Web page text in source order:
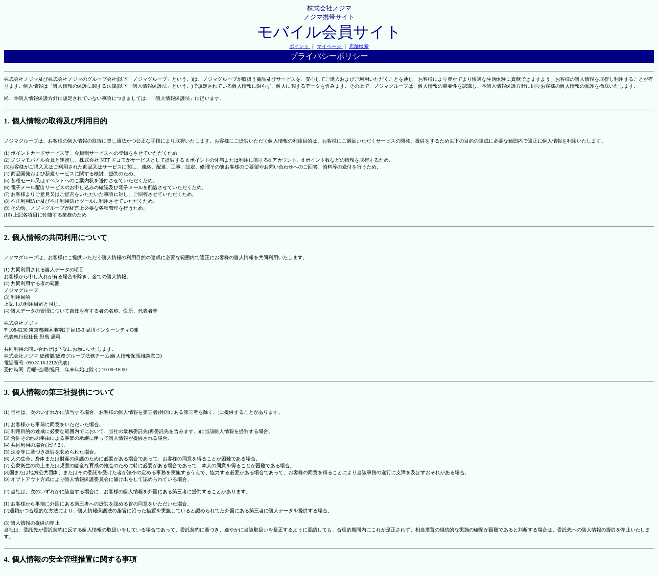
株式会社ノジマ
ノジマ携帯サイト
モバイル会員サイト
ポイント ｜ マイページ ｜ 店舗検索
プライバシーポリシー
株式会社ノジマ及び株式会社ノジマのグループ会社(以下「ノジマグループ」という。)は、ノジマグループが取扱う商品及びサービスを、安心してご購入およびご利用いただくことを通じ、お客様により豊かでより快適な生活体験に貢献できますよう、お客様の個人情報を取得し利用することが有
ります。個人情報は「個人情報の保護に関する法律(以下「個人情報保護法」という。)で規定されている個人情報に限らず、個人に関するデータを含みます。その上で、ノジマグループは、個人情報の重要性を認識し、本個人情報保護方針に則りお客様の個人情報の保護を徹底いたします。
尚、本個人情報保護方針に規定されていない事項につきましては、「個人情報保護法」に従います。
1. 個人情報の取得及び利用目的
ノジマグループは、お客様の個人情報の取得に際し適法かつ公正な手段により取得いたします。お客様にご提供いただく個人情報の利用目的は、お客様にご満足いただくサービスの開発、提供をするため以下の目的の達成に必要な範囲内で適正に個人情報を利用いたします。
(1) ポイントカードサービス等、会員制サービスへの登録をさせていただくため
(2) ノジマモバイル会員と連携し、株式会社 NTT ドコモがサービスとして提供する d ポイントの付与または利用に関するd アカウント、d ポイント数などの情報を取得するため。
(3)お客様がご購入又はご利用された商品又はサービスに関し、連絡、配達、工事、設定、修理その他お客様のご要望やお問い合わせへのご回答、資料等の送付を行うため。
(4) 商品開発および新規サービスに関する検討、提供のため。
(5) 各種セール又はイベントへのご案内状を送付させていただくため。
(6) 電子メール配信サービスのお申し込みの確認及び電子メールを配信させていただくため。
(7) お客様よりご意見又はご提言をいただいた事項に対し、ご回答させていただくため。
(8) 不正利用防止及び不正利用防止ツールに利用させていただくため。
(9) その他、ノジマグループが経営上必要な各種管理を行うため。
(10) 上記各項目に付随する業務のため
2. 個人情報の共同利用について
ノジマグループは、お客様にご提供いただく個人情報の利用目的の達成に必要な範囲内で適正にお客様の個人情報を共同利用いたします。
(1) 共同利用される個人データの項目
お客様から申し入れが有る場合を除き、全ての個人情報。
(2) 共同利用する者の範囲
ノジマグループ
(3) 利用目的
上記 1.の利用目的と同じ。
(4) 個人データの管理について責任を有する者の名称、住所、代表者等
株式会社ノジマ
〒108-6230 東京都港区港南2丁目15-3 品川インターシティC棟
代表執行役社長 野島 廣司
共同利用の問い合わせは下記にお願いいたします。
株式会社ノジマ 総務部/総務グループ法務チーム(個人情報保護相談窓口)
電話番号: 050-3116-1212(代表)
受付時間: 月曜~金曜(祝日、年末年始は除く) 10:00~16:00
3. 個人情報の第三社提供について
(1) 当社は、次のいずれかに該当する場合、お客様の個人情報を第三者(外国にある第三者を除く。)に提供することがあります。
[1] お客様から事前に同意をいただいた場合。
[2] 利用目的の達成に必要な範囲内でにおいて、当社の業務委託先(再委託先を含みます。)に当該個人情報を提供する場合。
[3] 合併その他の事由による事業の承継に伴って個人情報が提供される場合。
[4] 共同利用の場合(上記 2.)。
[5] 法令等に基づき提供を求められた場合。
[6] 人の生命、身体または財産の保護のために必要がある場合であって、お客様の同意を得ることが困難である場合。
[7] 公衆衛生の向上または児童の健全な育成の推進のために特に必要がある場合であって、本人の同意を得ることが困難である場合。
[8]国または地方公共団体、またはその委託を受けた者が法令の定める事務を実施するうえで、協力する必要がある場合であって、お客様の同意を得ることにより当該事務の遂行に支障を及ぼすおそれがある場合。
[9] オプトアウト方式により個人情報保護委員会に届け出をして認められている場合。
(2) 当社は、次のいずれかに該当する場合に、お客様の個人情報を外国にある第三者に提供することがあります。
[1] お客様から事前に外国にある第三者への提供を認める旨の同意をいただいた場合。
[2]適切かつ合理的な方法により、個人情報保護法の趣旨に沿った措置を実施していると認められてた外国にある第三者に個人データを提供する場合。
(3) 個人情報の提供の停止
当社は、委託先が委託契約に反する個人情報の取扱いをしている場合であって、委託契約に基づき、速やかに当該取扱いを是正するように要請しても、合理的期間内にこれが是正されず、相当措置の継続的な実施の確保が困難であると判断する場合は、委託先への個人情報の提供を停止いたしま
す。
4. 個人情報の安全管理措置に関する事項